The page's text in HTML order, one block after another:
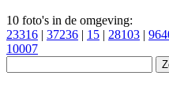
10 foto's in de omgeving:
23316 | 37236 | 15 | 28103 |
10007